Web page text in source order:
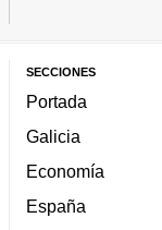
SECCIONES
Portada
Galicia
Economía
España